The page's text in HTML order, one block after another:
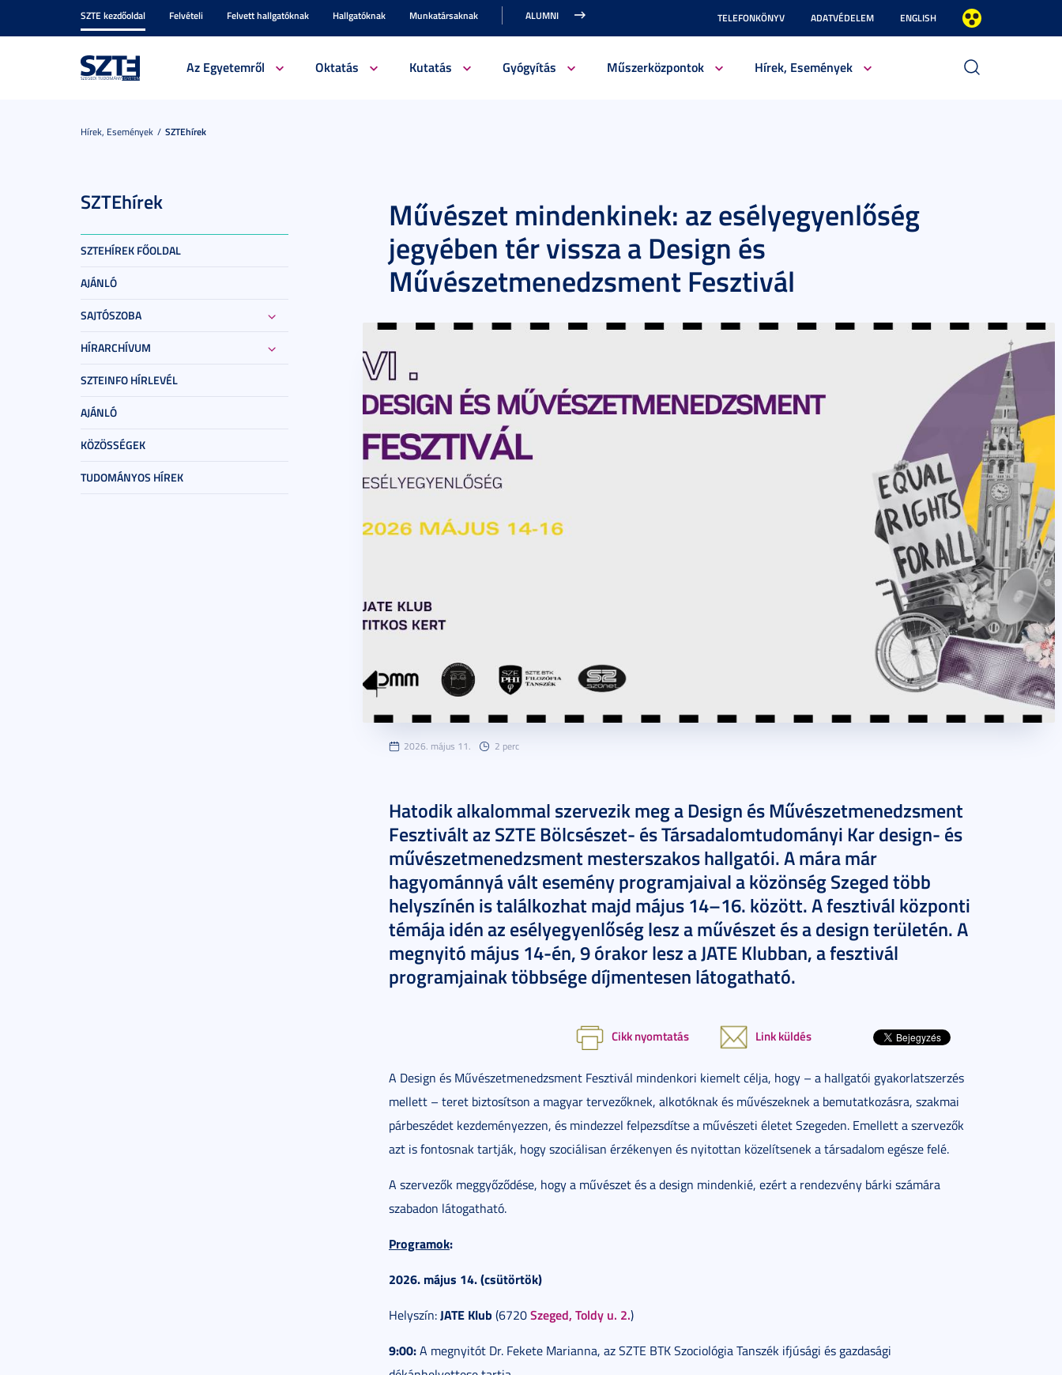
SZTE kezdőoldal Felvételi Felvett hallgatóknak Hallgatóknak Munkatársaknak ALUMNI TELEFONKÖNYV ADATVÉDELEM ENGLISH
Az Egyetemről Oktatás Kutatás Gyógyítás Műszerközpontok Hírek, Események
Hírek, Események SZTEhírek
SZTEhírek
SZTEHÍREK FŐOLDAL
AJÁNLÓ
SAJTÓSZOBA
HÍRARCHÍVUM
SZTEINFO HÍRLEVÉL
AJÁNLÓ
KÖZÖSSÉGEK
TUDOMÁNYOS HÍREK
Művészet mindenkinek: az esélyegyenlőség
jegyében tér vissza a Design és
Művészetmenedzsment Fesztivál
2026. május 11. 2 perc
Hatodik alkalommal szervezik meg a Design és Művészetmenedzsment
Fesztivált az SZTE Bölcsészet- és Társadalomtudományi Kar design- és
művészetmenedzsment mesterszakos hallgatói. A mára már
hagyománnyá vált esemény programjaival a közönség Szeged több
helyszínén is találkozhat majd május 14–16. között. A fesztivál központi
témája idén az esélyegyenlőség lesz a művészet és a design területén. A
megnyitó május 14-én, 9 órakor lesz a JATE Klubban, a fesztivál
programjainak többsége díjmentesen látogatható.
Cikk nyomtatás Link küldés
A Design és Művészetmenedzsment Fesztivál mindenkori kiemelt célja, hogy – a hallgatói gyakorlatszerzés
mellett – teret biztosítson a magyar tervezőknek, alkotóknak és művészeknek a bemutatkozásra, szakmai
párbeszédet kezdeményezzen, és mindezzel felpezsdítse a művészeti életet Szegeden. Emellett a szervezők
azt is fontosnak tartják, hogy szociálisan érzékenyen és nyitottan közelítsenek a társadalom egésze felé.
A szervezők meggyőződése, hogy a művészet és a design mindenkié, ezért a rendezvény bárki számára
szabadon látogatható.
Programok:
2026. május 14. (csütörtök)
Helyszín:JATE Klub (6720Szeged, Toldy u. 2.)
9:00:A megnyitót Dr. Fekete Marianna, az SZTE BTK Szociológia Tanszék ifjúsági és gazdasági